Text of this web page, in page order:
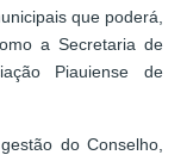
que poderá,
a Secretaria de
Piauiense de
do Conselho,